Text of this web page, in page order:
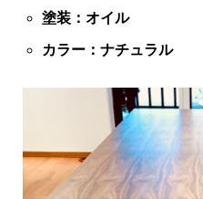
塗装：オイル
カラー：ナチュラル